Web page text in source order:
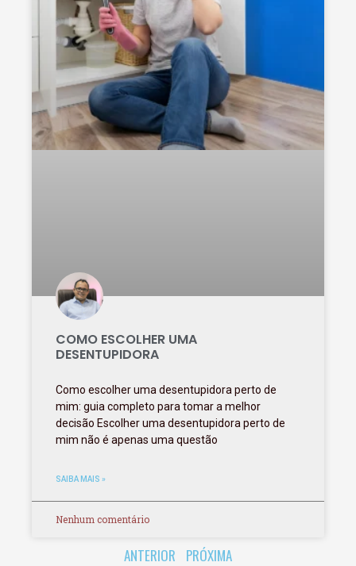
COMO ESCOLHER UMA
DESENTUPIDORA
Como escolher uma desentupidora perto de
mim: guia completo para tomar a melhor
decisão Escolher uma desentupidora perto de
mim não é apenas uma questão
SAIBA MAIS »
Nenhum comentário
ANTERIOR PRÓXIMA